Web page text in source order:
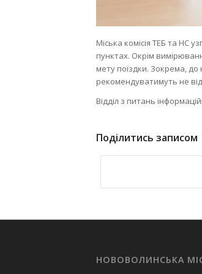
Міська комісія ТЕБ та НС
пунктах. Окрім
мету поїздки. Зокрема,
рекомендуватимуть не
Відділ з питань
Поділитись записом
НОВОВОЛИНСЬКА